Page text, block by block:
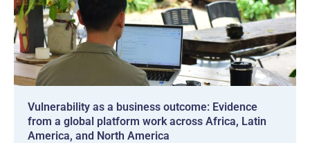
Vulnerability as a business outcome: Evidence
from a global platform work across Africa, Latin
America, and North America